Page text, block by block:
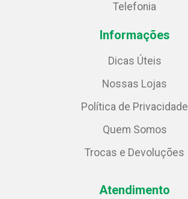
Telefonia
Informações
Dicas Úteis
Nossas Lojas
Política de Privacidade
Quem Somos
Trocas e Devoluções
Atendimento